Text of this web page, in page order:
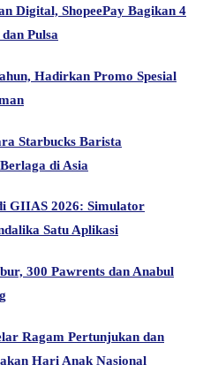
Digital, ShopeePay Bagikan 4
Pulsa
Hadirkan Promo Spesial
Starbucks Barista
di Asia
GIIAS 2026: Simulator
Satu Aplikasi
300 Pawrents dan Anabul
Ragam Pertunjukan dan
Hari Anak Nasional